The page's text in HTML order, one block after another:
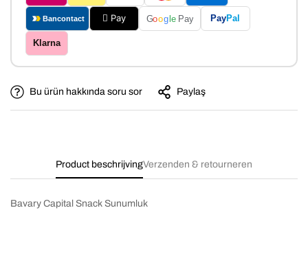
Bancontact  Pay Goog le Pay PayPal
Klarna
Bu ürün hakkında soru sor Paylaş
Product beschrijvingVerzenden & retourneren
Bavary Capital Snack Sunumluk